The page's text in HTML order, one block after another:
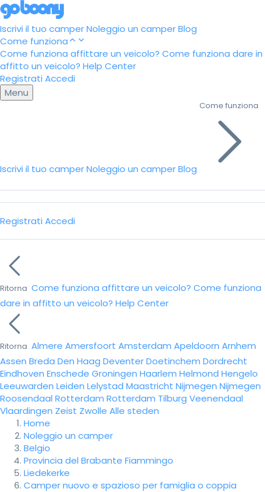
Iscrivi il tuo camperNoleggio un camperBlog
Come funziona
Come funziona affittare un veicolo? Come funziona dare in
affitto un veicolo? Help Center
Registrati Accedi
Menu
Iscrivi il tuo camperNoleggio un camperBlog
Come funziona
Registrati Accedi
Ritorna Come funziona affittare un veicolo? Come funziona
dare in affitto un veicolo? Help Center
Ritorna Almere Amersfoort Amsterdam Apeldoorn Arnhem
Assen Breda Den Haag DeventerDoetinchem Dordrecht
Eindhoven Enschede Groningen Haarlem Helmond Hengelo
Leeuwarden Leiden Lelystad Maastricht Nijmegen Nijmegen
Roosendaal Rotterdam Rotterdam Tilburg Veenendaal
Vlaardingen Zeist Zwolle Alle steden
Home
Noleggio un camper
Belgio
Provincia del Brabante Fiammingo
Liedekerke
Camper nuovo e spazioso per famiglia o coppia